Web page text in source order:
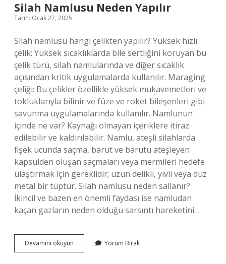
Silah Namlusu Neden Yapılır
Tarih: Ocak 27, 2025
Silah namlusu hangi çelikten yapılır? Yüksek hızlı
çelik: Yüksek sıcaklıklarda bile sertliğini koruyan bu
çelik türü, silah namlularında ve diğer sıcaklık
açısından kritik uygulamalarda kullanılır. Maraging
çeliği: Bu çelikler özellikle yüksek mukavemetleri ve
tokluklarıyla bilinir ve füze ve roket bileşenleri gibi
savunma uygulamalarında kullanılır. Namlunun
içinde ne var? Kaynağı olmayan içeriklere itiraz
edilebilir ve kaldırılabilir. Namlu, ateşli silahlarda
fişek ucunda saçma, barut ve barutu ateşleyen
kapsülden oluşan saçmaları veya mermileri hedefe
ulaştırmak için gereklidir; uzun delikli, yivli veya düz
metal bir tüptür. Silah namlusu neden sallanır?
İkincil ve bazen en önemli faydası ise namludan
kaçan gazların neden olduğu sarsıntı hareketini…
Devamını okuyun
Namlusu
Yorum Bırak